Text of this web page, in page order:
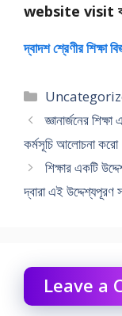
website visit
দ্বাদশ শ্রেণীর
Categories
জ্ঞানার্জনের
কর্মসূচি আলােচনা
শিক্ষার একটি
দ্বারা এই উদ্দেশ্যপূরণ
Leave a